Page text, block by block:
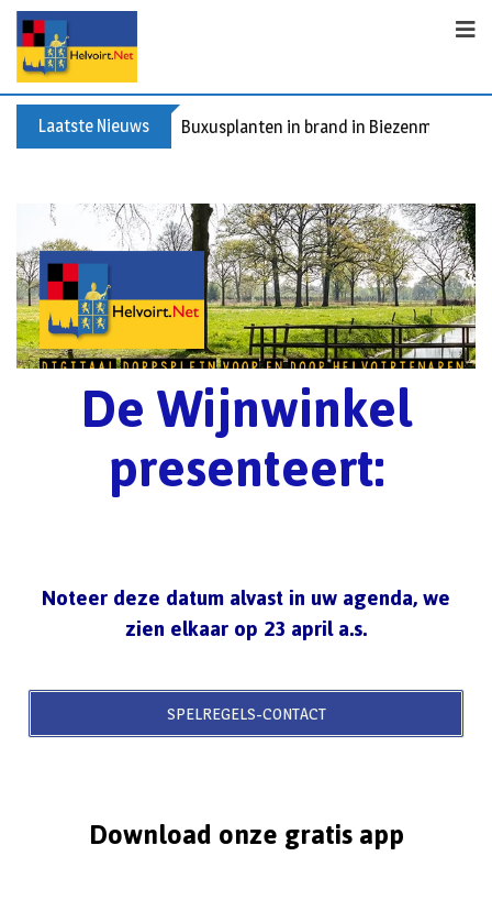
Laatste Nieuws Spreidingswet asielzoekers: hoe zit dat?
De Wijnwinkel
presenteert:
Noteer deze datum alvast in uw agenda, we
zien elkaar op 23 april a.s.
SPELREGELS-CONTACT
Download onze gratis app